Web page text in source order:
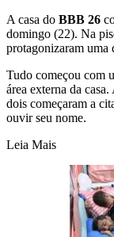
A casa do BBB 26
domingo (22). Na
protagonizaram uma
Tudo começou com
área externa da
dois começaram a
ouvir seu nome.
Leia Mais